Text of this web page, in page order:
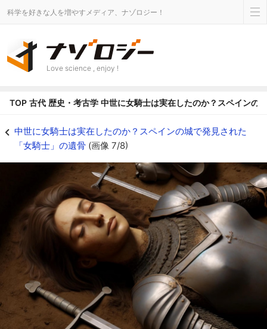
科学を好きな人を増やすメディア、ナゾロジー！
Love science , enjoy !
TOP 古代 歴史・考古学 中世に女騎士は実在したのか？スペインの
中世に女騎士は実在したのか？スペインの城で発見された
「女騎士」の遺骨 (画像 7/8)